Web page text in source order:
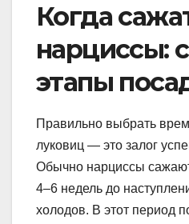
Когда
нарциссы:
этапы
Правильно выбрать
луковиц — это залог
Обычно нарциссы
4–6 недель до
холодов. В этот период